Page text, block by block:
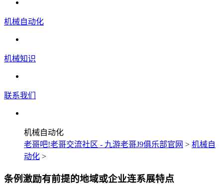
机械自动化
机械知识
联系我们
机械自动化
老哥吧!老哥交流社区 - 九游老哥J9俱乐部官网 > 机械自
动化 >
条例激励有前提的地域或企业连系展特点